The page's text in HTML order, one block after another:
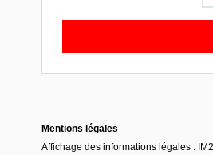
Mentions légales
Affichage des informations légales :